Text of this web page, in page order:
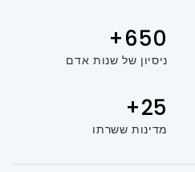
650+
ניסיון של שנות אדם
25+
מדינות ששרתו